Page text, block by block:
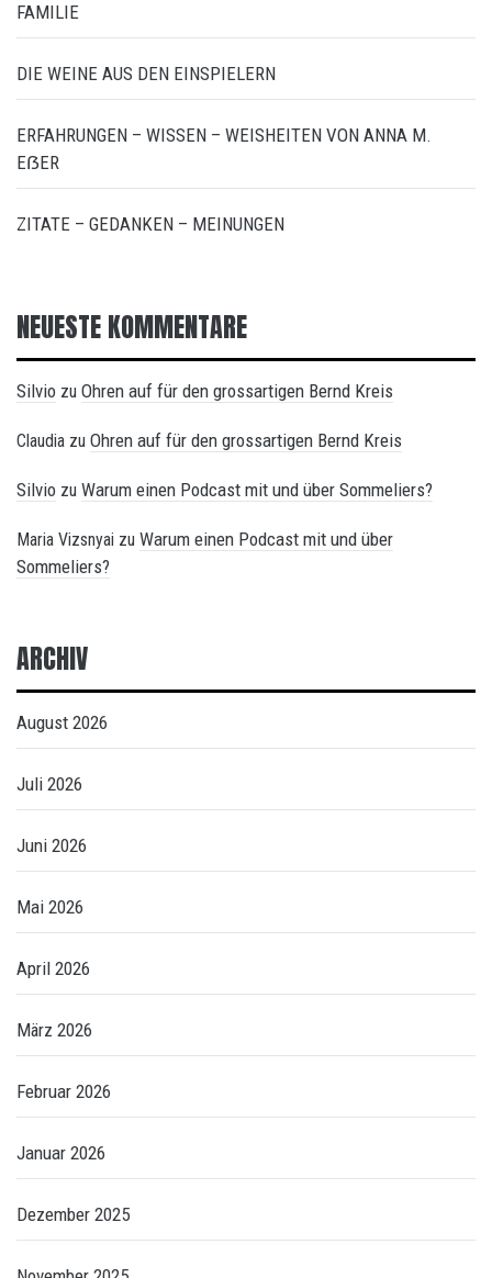
FAMILIE
DIE WEINE AUS DEN EINSPIELERN
ERFAHRUNGEN – WISSEN – WEISHEITEN VON ANNA M.
EẞER
ZITATE – GEDANKEN – MEINUNGEN
NEUESTE KOMMENTARE
Silvio zu Ohren auf für den grossartigen Bernd Kreis
Claudia zu Ohren auf für den grossartigen Bernd Kreis
Silvio zu Warum einen Podcast mit und über Sommeliers?
Maria Vizsnyai zu Warum einen Podcast mit und über
Sommeliers?
ARCHIV
August 2026
Juli 2026
Juni 2026
Mai 2026
April 2026
März 2026
Februar 2026
Januar 2026
Dezember 2025